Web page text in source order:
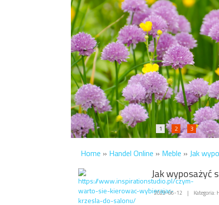
1 2 3
Home » Handel Online » Meble » Jak
Jak wyposażyć
2023-06-12 |